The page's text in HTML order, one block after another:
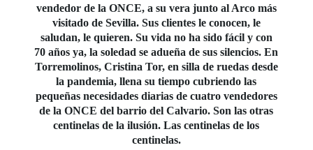
vendedor de la ONCE, a su vera junto al Arco más
visitado de Sevilla. Sus clientes le conocen, le
saludan, le quieren. Su vida no ha sido fácil y con
70 años ya, la soledad se adueña de sus silencios. En
Torremolinos, Cristina Tor, en silla de ruedas desde
la pandemia, llena su tiempo cubriendo las
pequeñas necesidades diarias de cuatro vendedores
de la ONCE del barrio del Calvario. Son las otras
centinelas de la ilusión. Las centinelas de los
centinelas.